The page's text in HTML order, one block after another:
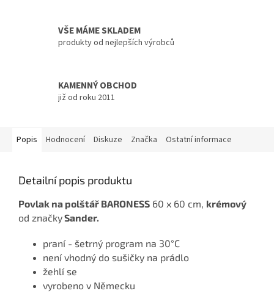
VŠE MÁME SKLADEM
produkty od nejlepších výrobců
KAMENNÝ OBCHOD
již od roku 2011
Popis Hodnocení Diskuze Značka Ostatní informace
Detailní popis produktu
Povlak na polštář BARONESS 60 x 60 cm, krémový
od značkySander.
praní - šetrný program na 30°C
není vhodný do sušičky na prádlo
žehlí se
vyrobeno v Německu